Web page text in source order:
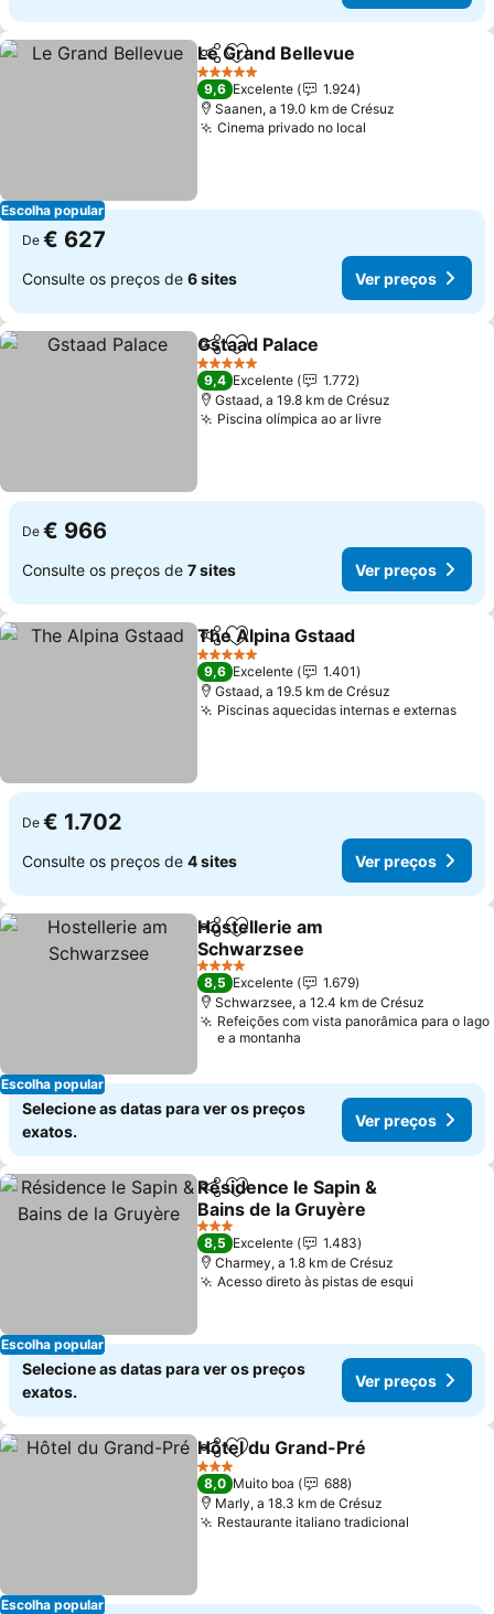
Escolha popular
PartilharAdicionar aos favoritos
Le Grand Bellevue
5 Estrelas
9,6 Excelente
1.924
Saanen, a 19.0 km de Crésuz
Cinema privado no local
De € 627
Consulte os preços de 6 sites Ver preços
PartilharAdicionar aos favoritos
Gstaad Palace
5 Estrelas
9,4 Excelente
1.772
Gstaad, a 19.8 km de Crésuz
Piscina olímpica ao ar livreVer preços
De € 966
Consulte os preços de 7 sites Ver preços
PartilharAdicionar aos favoritos
The Alpina Gstaad
5 Estrelas
9,6 Excelente
1.401
Gstaad, a 19.5 km de Crésuz
Piscinas aquecidas internas e externasVer
De € 1.702
Consulte os preços de 4 sites Ver preços
Escolha popular
PartilharAdicionar aos favoritos
Hostellerie am
Schwarzsee
Ver preços
4 Estrelas
8,5 Excelente
1.679
Schwarzsee, a 12.4 km de Crésuz
Refeições com vista panorâmica para o lago
e a montanha
Selecione as datas para ver os preços
exatos.
Ver preços
Escolha popular
PartilharAdicionar aos favoritos
Résidence le Sapin &
Bains de la Gruyère
Ver preços
3 Estrelas
8,5 Excelente
1.483
Charmey, a 1.8 km de Crésuz
Acesso direto às pistas de esqui
Selecione as datas para ver os preços
exatos.
Ver preços
Escolha popular
PartilharAdicionar aos favoritos
Hôtel du Grand-Pré
3 Estrelas
8,0 Muito boa
688
Marly, a 18.3 km de Crésuz
Restaurante italiano tradicional